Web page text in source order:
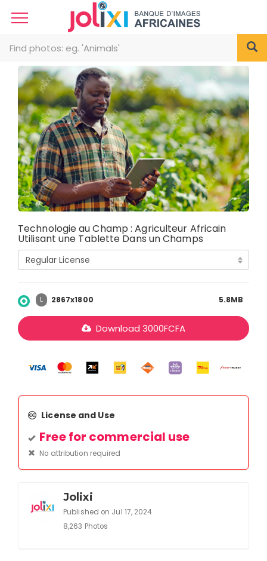
Technologie au Champ : Agriculteur Africain
Utilisant une Tablette Dans un Champs
L 2867x1800 5.8MB
Download 3000FCFA
License and Use
Free for commercial use
No attribution required
Jolixi
Published on Jul 17, 2024
8,263 Photos